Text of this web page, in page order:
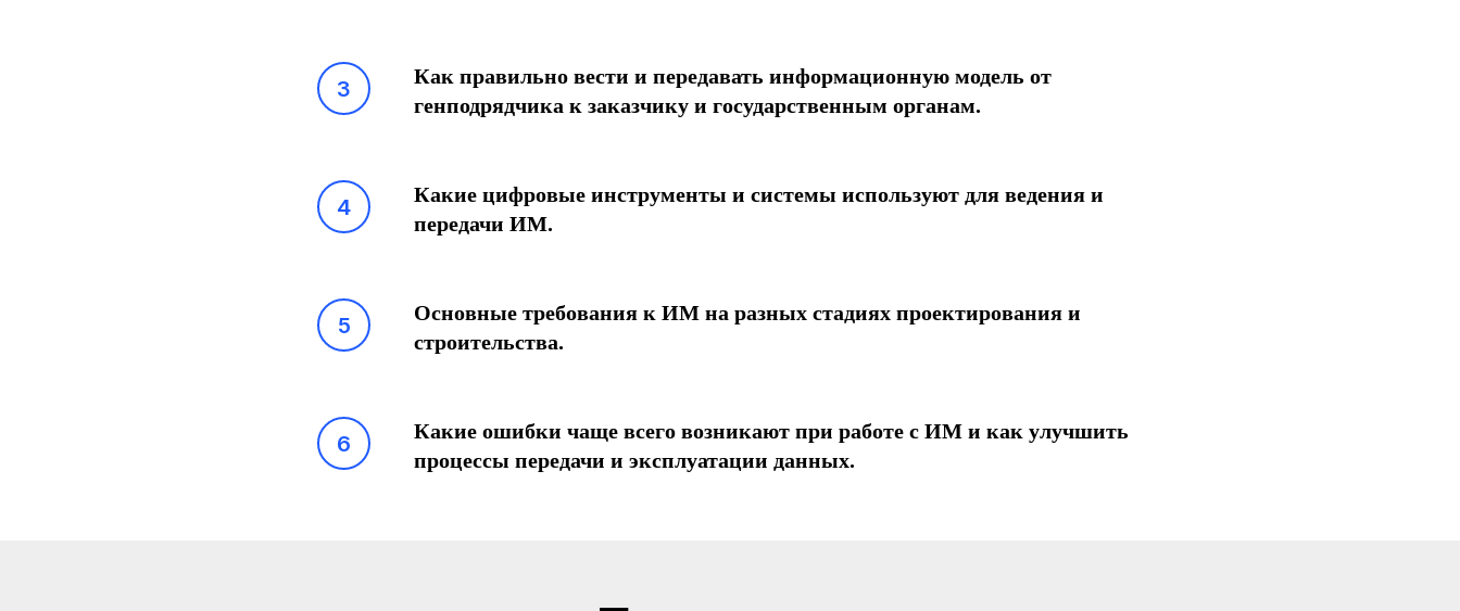
Как правильно вести и передавать информационную модель от
генподрядчика к заказчику и государственным органам.
Какие цифровые инструменты и системы используют для ведения и
передачи ИМ.
Основные требования к ИМ на разных стадиях проектирования и
строительства.
Какие ошибки чаще всего возникают при работе с ИМ и как улучшить
процессы передачи и эксплуатации данных.